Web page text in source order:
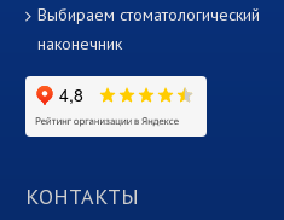
Выбираем стоматологический
наконечник
КОНТАКТЫ